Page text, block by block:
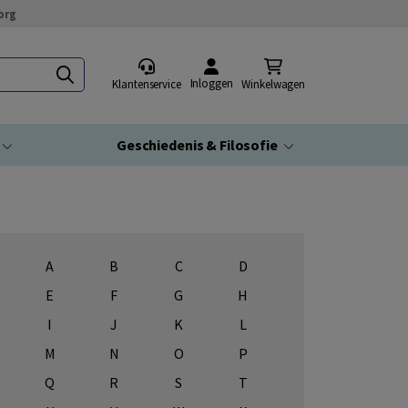
Klantenservice Inloggen Winkelwagen
Geschiedenis & Filosofie
A B C
D
E
F G
H
I
J K
L
M
N O
P
Q
R S
T